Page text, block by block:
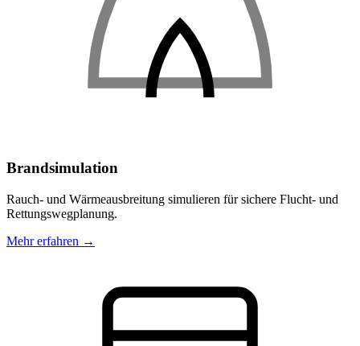
Brandsimulation
Rauch- und Wärmeausbreitung simulieren für sichere Flucht- und
Rettungswegplanung.
Mehr erfahren →